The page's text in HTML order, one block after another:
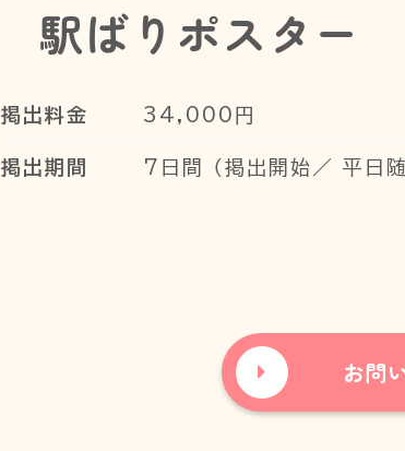
駅ばりポスター
掲出料金 34,000円
掲出期間 7日間 （掲出開始／ 平日随
お問